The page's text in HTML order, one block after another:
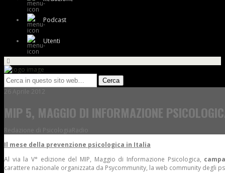
Podcast
Utenti
26 Aprile 2012
MIP 5, MAGGIO DI INFORMAZIONE
Redazione di PsicologiaRadio
Il mese della prevenzione psicologica in Italia
Al via la V° edizione del MIP, Maggio di Informazione Psicologica,
carattere nazionale organizzata da Psycommunity, la web community degli